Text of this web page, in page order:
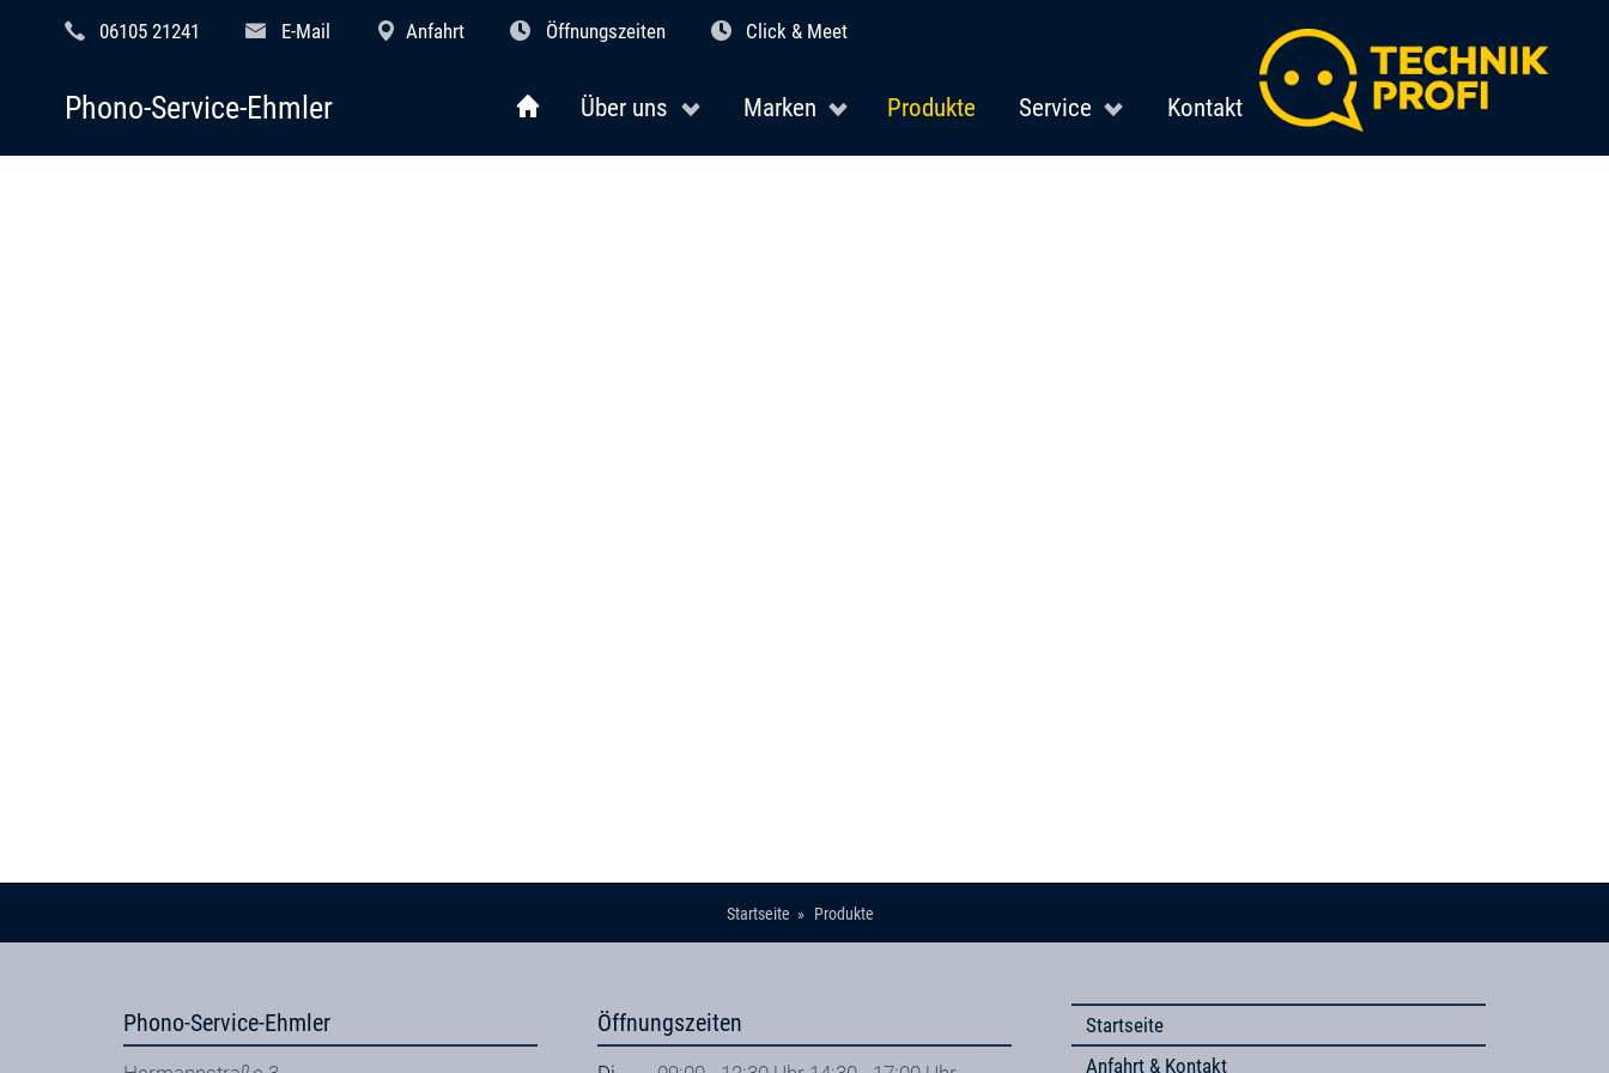
06105 21241 E-Mail Anfahrt Öffnungszeiten Click & Meet
Über uns Marken Produkte Service Kontakt
Phono-Service-Ehmler
Startseite Produkte
Phono-Service-Ehmler Öffnungszeiten
Startseite
Anfahrt & Kontakt